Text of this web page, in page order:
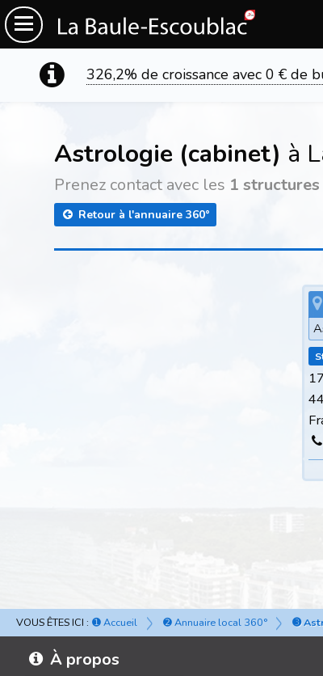
326,2% de croissance avec 0 € de
Astrologie (cabinet) à
Prenez contact avec les 1
Retour à l'annuaire 360°
VOUS ÊTES ICI : ➊ Accueil ➋ Annuaire local 360° ➌
À propos